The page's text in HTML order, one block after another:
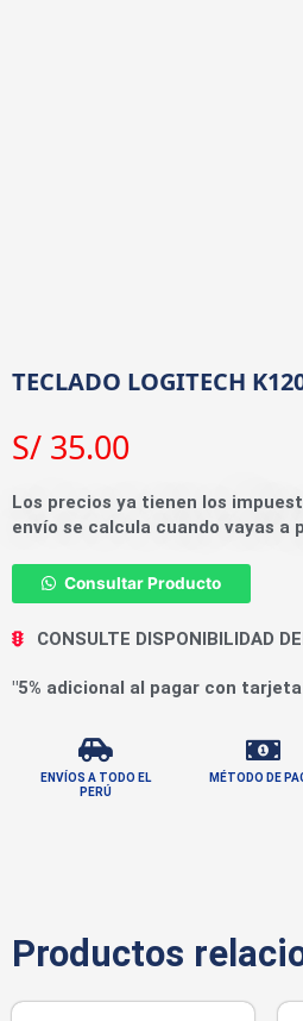
TECLADO LOGITECH
S/ 35.00
Los precios ya tienen los
envío se calcula cuando vayas a
Consultar Producto
CONSULTE DISPONIBILIDAD
"5% adicional al pagar con
ENVÍOS A TODO EL
PERÚ
MÉTODO DE
Productos